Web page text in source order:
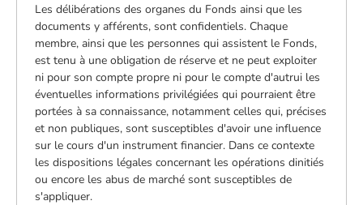
Les délibérations des organes du Fonds ainsi que les
documents y afférents, sont confidentiels. Chaque
membre, ainsi que les personnes qui assistent le Fonds,
est tenu à une obligation de réserve et ne peut exploiter
ni pour son compte propre ni pour le compte d'autrui les
éventuelles informations privilégiées qui pourraient être
portées à sa connaissance, notamment celles qui, précises
et non publiques, sont susceptibles d'avoir une influence
sur le cours d'un instrument financier. Dans ce contexte
les dispositions légales concernant les opérations dinitiés
ou encore les abus de marché sont susceptibles de
s'appliquer.